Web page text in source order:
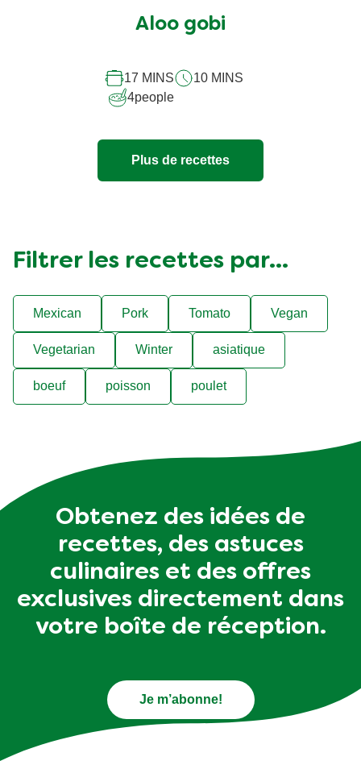
soumise
recipe
Aloo gobi
17 MINS
10 MINS
4people
Plus de recettes
Filtrer les recettes par...
Mexican Pork Tomato Vegan
Vegetarian Winter asiatique
boeuf poisson poulet
Obtenez des idées de
recettes, des astuces
culinaires et des offres
exclusives directement dans
votre boîte de réception.
Je m’abonne!